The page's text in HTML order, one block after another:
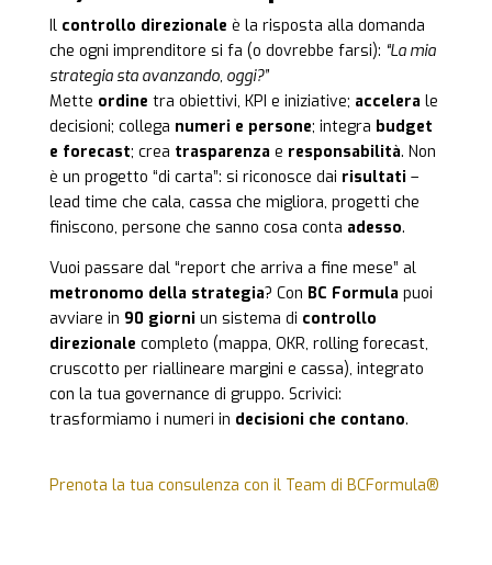
Il controllo direzionale è la risposta alla domanda
che ogni imprenditore si fa (o dovrebbe farsi): “La mia
strategia sta avanzando, oggi?”
Mette ordine tra obiettivi, KPI e iniziative; accelera le
decisioni; collega numeri e persone; integra budget
e forecast; crea trasparenza e responsabilità. Non
è un progetto “di carta”: si riconosce dai risultati –
lead time che cala, cassa che migliora, progetti che
finiscono, persone che sanno cosa conta adesso.
Vuoi passare dal “report che arriva a fine mese” al
metronomo della strategia? Con BC Formula puoi
avviare in 90 giorni un sistema di controllo
direzionale completo (mappa, OKR, rolling forecast,
cruscotto per riallineare margini e cassa), integrato
con la tua governance di gruppo. Scrivici:
trasformiamo i numeri in decisioni che contano.
Prenota la tua consulenza con il Team di BCFormula®